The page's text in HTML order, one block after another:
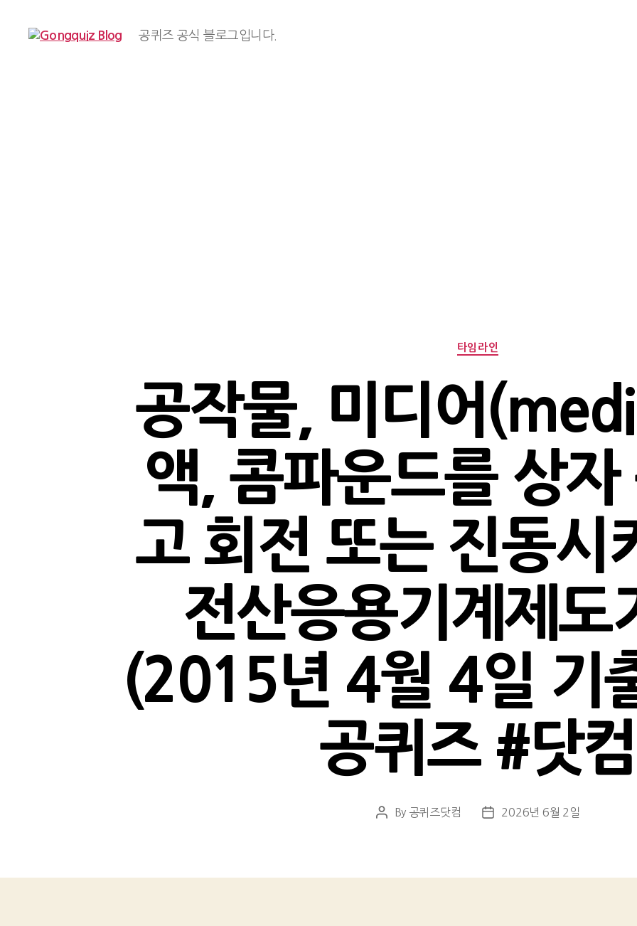
공퀴즈 공식 블로그입니다.
Categories
타임라인
공작물, 미디어
액, 콤파운드를 상자
고 회전 또는 진동시
전산응용기계제도
(2015년 4월 4일 기
공퀴즈 #닷컴
Post
By 공퀴즈닷컴
Post2026년 6월 2일